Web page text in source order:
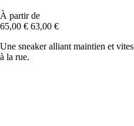
À partir de
65,00 € 63,00 €
Une sneaker alliant maintien et
à la rue.